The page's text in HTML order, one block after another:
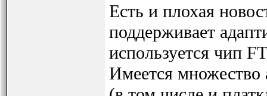
Есть и плохая
поддерживает
используется чип
Имеется множество